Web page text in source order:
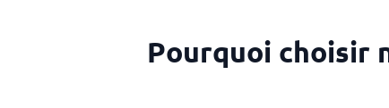
Pourquoi choisir